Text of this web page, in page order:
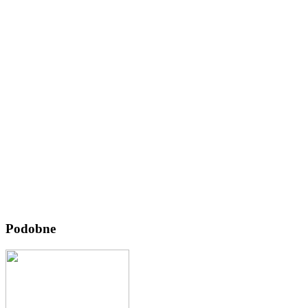
Podobne